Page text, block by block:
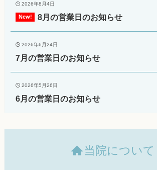
2026年8月4日
8月の営業日のお知らせ
2026年6月24日
7月の営業日のお知らせ
2026年5月26日
6月の営業日のお知らせ
当院について